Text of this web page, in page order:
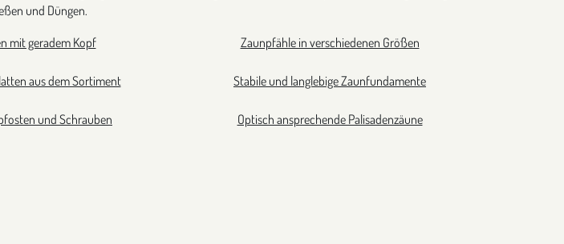
und Düngen.
mit geradem Kopf
aus dem Sortiment
und Schrauben
Zaunpfähle in verschiedenen Größen
Stabile und langlebige Zaunfundamente
Optisch ansprechende Palisadenzäune